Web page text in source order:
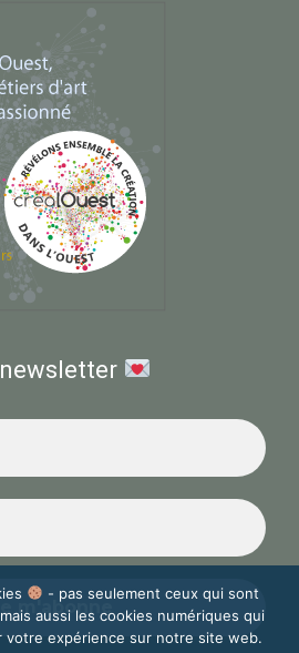
- pas seulement ceux qui sont
aussi les cookies numériques qui
votre expérience sur notre site web.